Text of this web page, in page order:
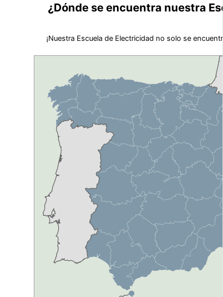
¿Dónde se encuentra nuestra
¡Nuestra Escuela de Electricidad no solo se